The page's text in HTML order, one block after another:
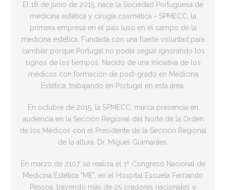
El 18 de junio de 2015, nace la Sociedad Portuguesa de
medicina estética y cirugía cosmética - SPMECC, la
primera empresa en el país luso en el campo de la
medicina estética. Fundada con una fuerte voluntad para
cambiar porque Portugal no podía seguir ignorando los
signos de los tiempos. Nacido de una iniciativa de los
médicos con formación de post-grado en Medicina
Estética, trabajando en Portugal en esta área.
En octubre de 2015, la SPMECC, marca presencia en
audiencia en la Sección Regional del Norte de la Orden
de los Médicos con el Presidente de la Sección Regional
de la altura, Dr. Miguel Guimarães.
En marzo de 2107, se realiza el 1º Congreso Nacional de
Medicina Estética "ME", en el Hospital Escuela Fernando
Pessoa, trayendo más de 25 oradores nacionales e